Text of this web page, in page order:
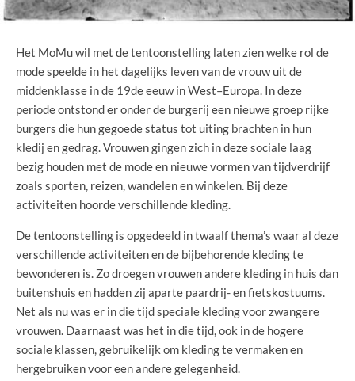
Het MoMu wil met de tentoonstelling laten zien welke rol de
mode speelde in het dagelijks leven van de vrouw uit de
middenklasse in de 19de eeuw in West–Europa. In deze
periode ontstond er onder de burgerij een nieuwe groep rijke
burgers die hun gegoede status tot uiting brachten in hun
kledij en gedrag. Vrouwen gingen zich in deze sociale laag
bezig houden met de mode en nieuwe vormen van tijdverdrijf
zoals sporten, reizen, wandelen en winkelen. Bij deze
activiteiten hoorde verschillende kleding.
De tentoonstelling is opgedeeld in twaalf thema’s waar al deze
verschillende activiteiten en de bijbehorende kleding te
bewonderen is. Zo droegen vrouwen andere kleding in huis dan
buitenshuis en hadden zij aparte paardrij- en fietskostuums.
Net als nu was er in die tijd speciale kleding voor zwangere
vrouwen. Daarnaast was het in die tijd, ook in de hogere
sociale klassen, gebruikelijk om kleding te vermaken en
hergebruiken voor een andere gelegenheid.